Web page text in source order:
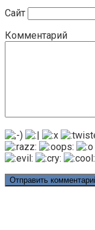
Сайт
Комментарий